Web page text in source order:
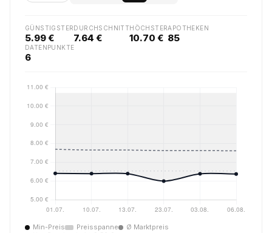
GÜNSTIGSTER
5.99 €
DURCHSCHNITT
7.64 €
HÖCHSTER
10.70 €
APOTHEKEN
85
DATENPUNKTE
6
Min-Preis Preisspanne
Ø Marktpreis